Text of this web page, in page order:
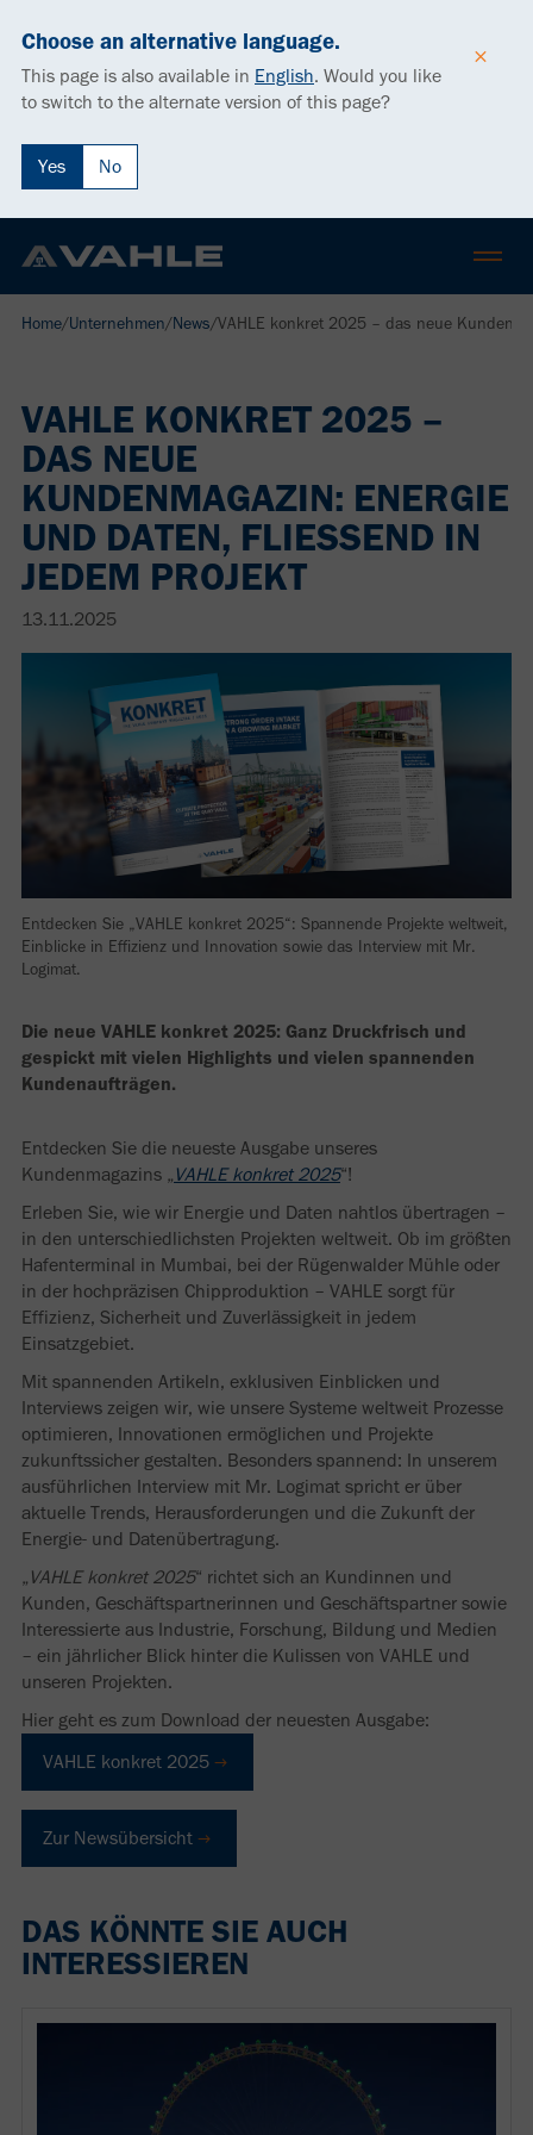
Choose an alternative language.
This page is also available in English. Would you like
to switch to the alternate version of this page?
Yes No
Home/Unternehmen/News/VAHLE konkret 2025 – das neue
VAHLE KONKRET 2025 –
DAS NEUE
KUNDENMAGAZIN: ENERGIE
UND DATEN, FLIESSEND IN J
EDEM PROJEKT
13.11.2025
Entdecken Sie „VAHLE konkret 2025“: Spannende Projekte weltweit,
Einblicke in Effizienz und Innovation sowie das Interview mit Mr.
Logimat.
Die neue VAHLE konkret 2025: Ganz Druckfrisch und
gespickt mit vielen Highlights und vielen spannenden
Kundenaufträgen.
Entdecken Sie die neueste Ausgabe unseres
Kundenmagazins „ VAHLE konkret 2025“!
Erleben Sie, wie wir Energie und Daten nahtlos übertragen –
in den unterschiedlichsten Projekten weltweit. Ob im größten
Hafenterminal in Mumbai, bei der Rügenwalder Mühle oder
in der hochpräzisen Chipproduktion – VAHLE sorgt für
Effizienz, Sicherheit und Zuverlässigkeit in jedem
Einsatzgebiet.
Mit spannenden Artikeln, exklusiven Einblicken und
Interviews zeigen wir, wie unsere Systeme weltweit Prozesse
optimieren, Innovationen ermöglichen und Projekte
zukunftssicher gestalten. Besonders spannend: In unserem
ausführlichen Interview mit Mr. Logimat spricht er über
aktuelle Trends, Herausforderungen und die Zukunft der
Energie- und Datenübertragung.
„ VAHLE konkret 2025“ richtet sich an Kundinnen und
Kunden, Geschäftspartnerinnen und Geschäftspartner sowie
Interessierte aus Industrie, Forschung, Bildung und Medien
– ein jährlicher Blick hinter die Kulissen von VAHLE und
unseren Projekten.
Hier geht es zum Download der neuesten Ausgabe:
VAHLE konkret 2025
Zur Newsübersicht
DAS KÖNNTE SIE AUCH
INTERESSIEREN